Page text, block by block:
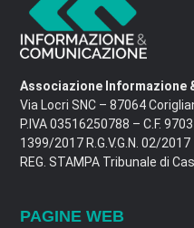
Associazione Informazione
Via Locri SNC – 87064
P.IVA 03516250788 – C.F.
1399/2017 R.G.V.G.N. 02/2017
REG. STAMPA Tribunale di
PAGINE WEB